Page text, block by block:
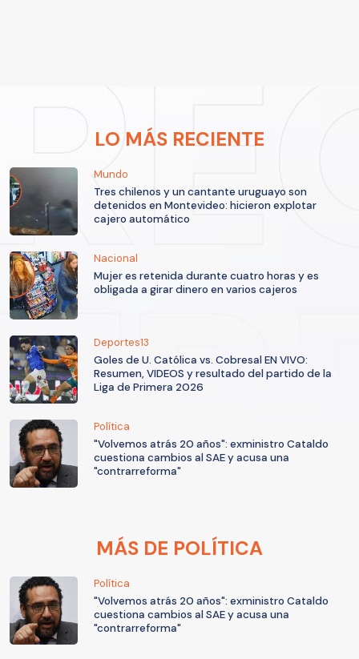
LO MÁS RECIENTE
Mundo
Tres chilenos y un cantante uruguayo son
detenidos en Montevideo: hicieron explotar
cajero automático
Nacional
Mujer es retenida durante cuatro horas y es
obligada a girar dinero en varios cajeros
Deportes13
Goles de U. Católica vs. Cobresal EN VIVO:
Resumen, VIDEOS y resultado del partido de la
Liga de Primera 2026
Política
"Volvemos atrás 20 años": exministro Cataldo
cuestiona cambios al SAE y acusa una
"contrarreforma"
MÁS DE POLÍTICA
Política
"Volvemos atrás 20 años": exministro Cataldo
cuestiona cambios al SAE y acusa una
"contrarreforma"